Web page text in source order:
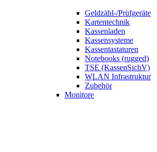
Geldzähl-/Prüfgeräte
Kartentechnik
Kassenladen
Kassensysteme
Kassentastaturen
Notebooks (rugged)
TSE (KassenSichV)
WLAN Infrastruktur
Zubehör
Monitore